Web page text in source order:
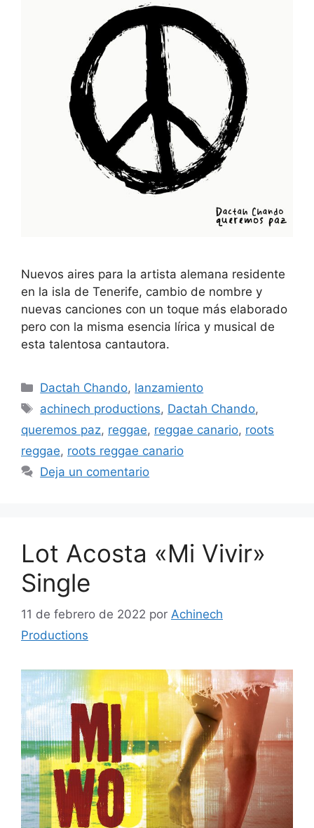
Nuevos aires para la artista alemana residente
en la isla de Tenerife, cambio de nombre y
nuevas canciones con un toque más elaborado
pero con la misma esencia lírica y musical de
esta talentosa cantautora.
Dactah Chando, lanzamiento
achinech productions, Dactah Chando,
queremos paz, reggae, reggae canario, roots
reggae, roots reggae canario
Deja un comentario
Lot Acosta «Mi Vivir»
Single
11 de febrero de 2022 por Achinech
Productions